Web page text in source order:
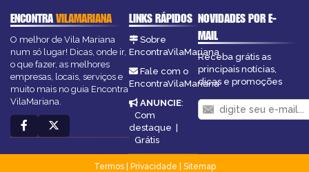
ENCONTRAVILAMARIANA
O melhor de Vila Mariana
num só lugar! Dicas, onde ir,
o que fazer, as melhores
empresas, locais, serviços e
muito mais no guia Encontra
VilaMariana.
LINKS RÁPIDOS
Sobre
EncontraVilaMariana
Fale com o
EncontraVilaMariana
ANUNCIE:
Com
destaque |
Grátis
NOVIDADES POR E-
MAIL
Receba grátis as
principais notícias,
dicas e promoções
Termos| Privacidade
Sitemap